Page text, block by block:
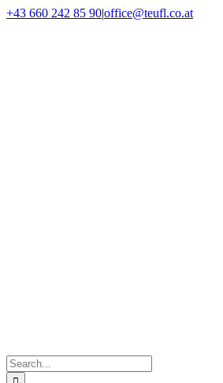
Skip
+43 660 242 85 90|office@teufl.co.at
Search
for: